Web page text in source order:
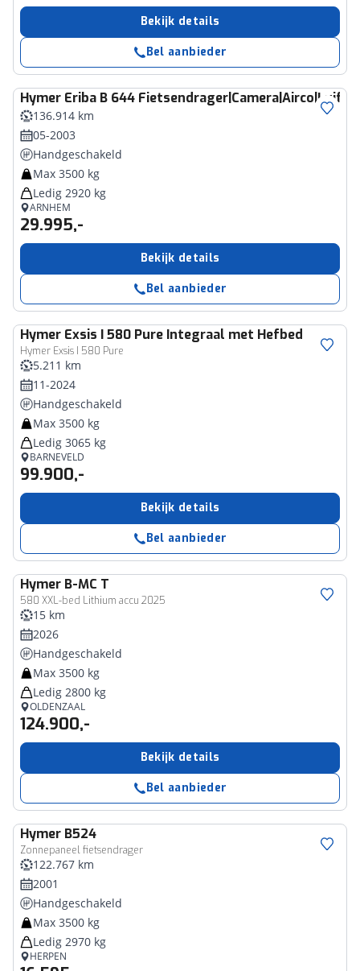
Bekijk details
Bel aanbieder
Hymer Eriba B 644
136.914 km
05-2003
Handgeschakeld
Max 3500 kg
Ledig 2920 kg
ARNHEM
29.995,-
Bekijk details
Bel aanbieder
Hymer Exsis I 580 Pure Integraal met Hefbed
Hymer Exsis I 580 Pure
5.211 km
11-2024
Handgeschakeld
Max 3500 kg
Ledig 3065 kg
BARNEVELD
99.900,-
Bekijk details
Bel aanbieder
Hymer B-MC T
580 XXL-bed Lithium accu 2025
15 km
2026
Handgeschakeld
Max 3500 kg
Ledig 2800 kg
OLDENZAAL
124.900,-
Bekijk details
Bel aanbieder
Hymer B524
Zonnepaneel fietsendrager
122.767 km
2001
Handgeschakeld
Max 3500 kg
Ledig 2970 kg
HERPEN